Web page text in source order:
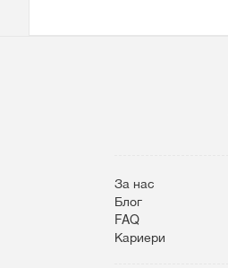
За нас
Блог
FAQ
Кариери